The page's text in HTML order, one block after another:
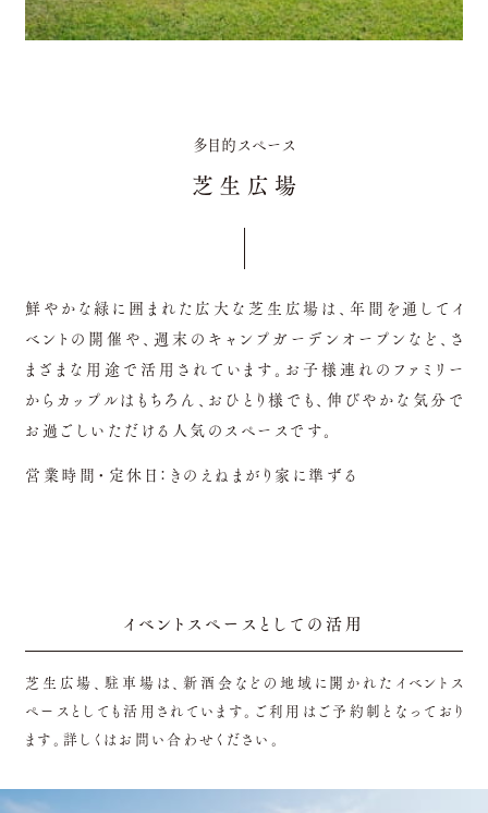
多目的スペース
芝生広場
鮮やかな緑に囲まれた広大な芝生広場は、年間を通してイ
ベントの開催や、週末のキャンプガーデンオープンなど、さ
まざまな用途で活用されています。お子様連れのファミリー
からカップルはもちろん、おひとり様でも、伸びやかな気分で
お過ごしいただける人気のスペースです。
営業時間・定休日：きのえねまがり家に準ずる
イベントスペースとしての活用
芝生広場、駐車場は、新酒会などの地域に開かれたイベントス
ペースとしても活用されています。ご利用はご予約制となっており
ます。詳しくはお問い合わせください。